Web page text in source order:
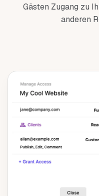
Gästen Zugang zu
anderen